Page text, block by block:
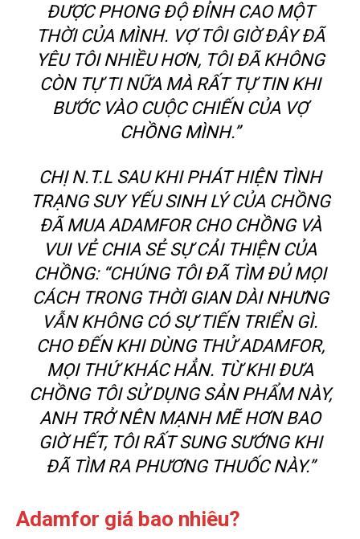
ĐƯỢC PHONG ĐỘ ĐỈNH CAO MỘT
THỜI CỦA MÌNH. VỢ TÔI GIỜ ĐÂY ĐÃ
YÊU TÔI NHIỀU HƠN, TÔI ĐÃ KHÔNG
CÒN TỰ TI NỮA MÀ RẤT TỰ TIN KHI
BƯỚC VÀO CUỘC CHIẾN CỦA VỢ
CHỒNG MÌNH.”
CHỊ N.T.L SAU KHI PHÁT HIỆN TÌNH
TRẠNG SUY YẾU SINH LÝ CỦA CHỒNG
ĐÃ MUA ADAMFOR CHO CHỒNG VÀ
VUI VẺ CHIA SẺ SỰ CẢI THIỆN CỦA
CHỒNG: “CHÚNG TÔI ĐÃ TÌM ĐỦ MỌI
CÁCH TRONG THỜI GIAN DÀI NHƯNG
VẪN KHÔNG CÓ SỰ TIẾN TRIỂN GÌ.
CHO ĐẾN KHI DÙNG THỬ ADAMFOR,
MỌI THỨ KHÁC HẲN. TỪ KHI ĐƯA
CHỒNG TÔI SỬ DỤNG SẢN PHẨM NÀY,
ANH TRỞ NÊN MẠNH MẼ HƠN BAO
GIỜ HẾT, TÔI RẤT SUNG SƯỚNG KHI
ĐÃ TÌM RA PHƯƠNG THUỐC NÀY.”
Adamfor giá bao nhiêu?